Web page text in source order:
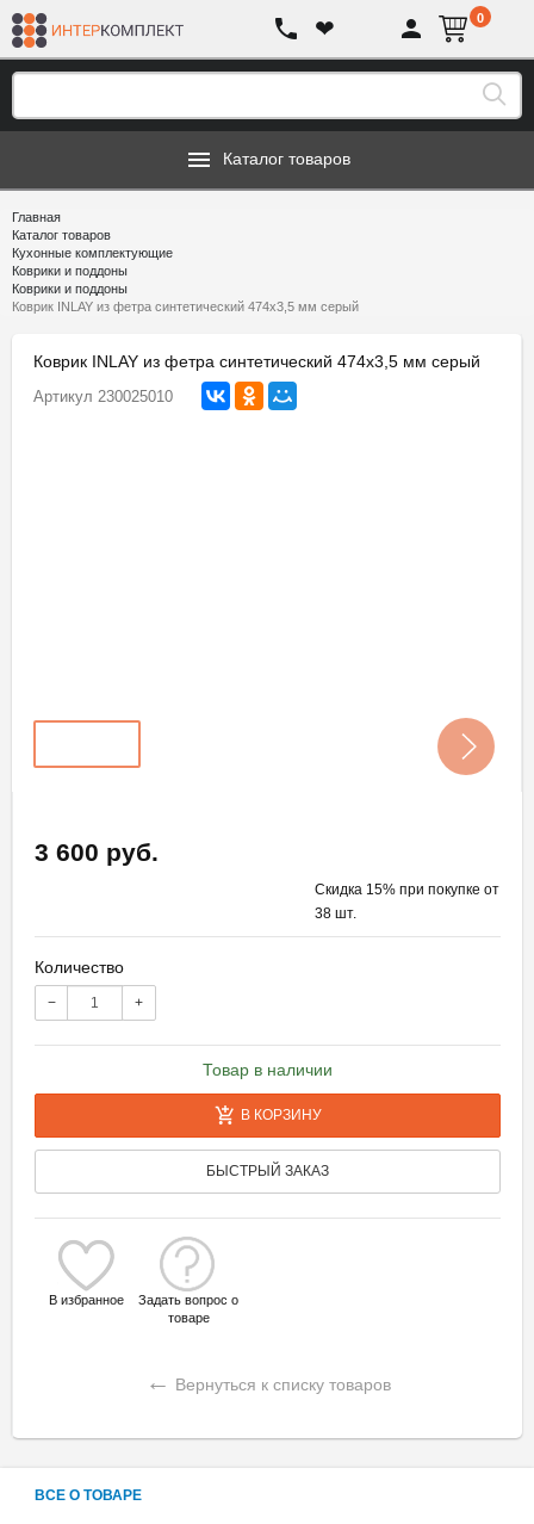
❤ 0
Каталог товаров
Главная
Каталог товаров
Кухонные комплектующие
Коврики и поддоны
Коврики и поддоны
Коврик INLAY из фетра синтетический 474х3,5 мм серый
Коврик INLAY из фетра синтетический 474х3,5 мм серый
Артикул 230025010
3 600 руб.
Скидка 15% при покупке от
38 шт.
Количество
− +
Товар в наличии
В КОРЗИНУ
БЫСТРЫЙ ЗАКАЗ
В избранное
Задать вопрос о
товаре
← Вернуться к списку товаров
ВСЕ О ТОВАРЕ